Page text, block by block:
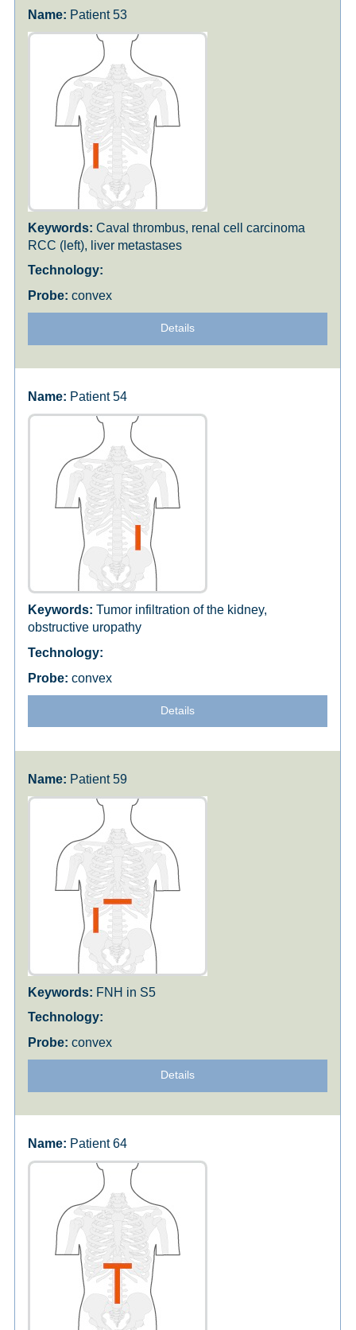
Patient 53
Caval thrombus, renal cell carcinoma
RCC (left), liver metastases
convex
Details
Patient 54
Tumor infiltration of the kidney,
obstructive uropathy
convex
Details
Patient 59
FNH in S5
convex
Details
Patient 64